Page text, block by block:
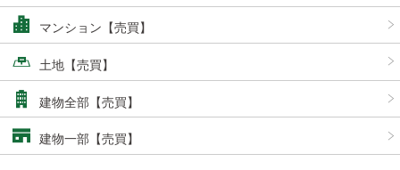
マンション【売買】
土地【売買】
建物全部【売買】
建物一部【売買】